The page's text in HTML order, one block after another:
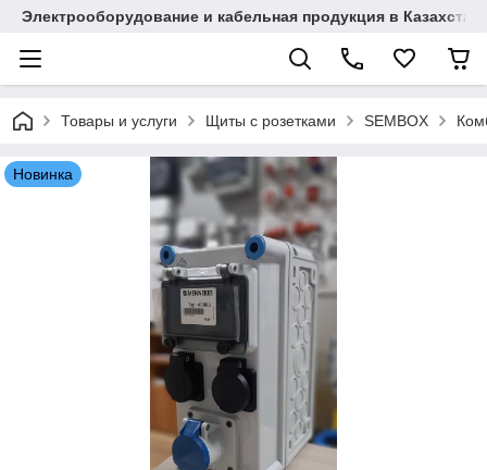
Электрооборудование и кабельная продукция в
Товары и услуги Щиты с розетками SEMBOX
Новинка